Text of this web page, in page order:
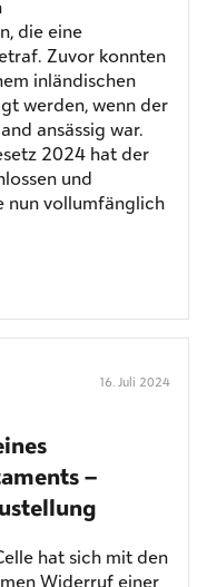
die eine
Zuvor konnten
inländischen
werden, wenn der
ansässig war.
2024 hat der
und
nun vollumfänglich
16. Juli 2024
–
hat sich mit den